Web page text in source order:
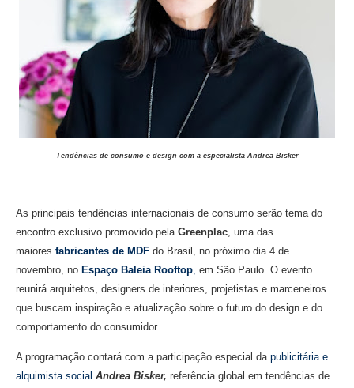
Tendências de consumo e design com a especialista Andrea Bisker
As principais tendências internacionais de consumo serão tema do
encontro exclusivo promovido pela Greenplac , uma das
maiores fabricantes de MDF do Brasil, no próximo dia 4 de
novembro, no Espaço Baleia Rooftop em São Paulo. O evento
reunirá arquitetos, designers de interiores, projetistas e marceneiros
que buscam inspiração e atualização sobre o futuro do design e do
comportamento do consumidor.
A programação contará com a participação especial da publicitária e
alquimista social Andrea Bisker, referência global em tendências de